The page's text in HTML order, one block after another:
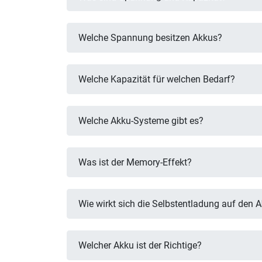
Welche Spannung besitzen Akkus?
Welche Kapazität für welchen Bedarf?
Welche Akku-Systeme gibt es?
Was ist der Memory-Effekt?
Wie wirkt sich die Selbstentladung auf den
Welcher Akku ist der Richtige?